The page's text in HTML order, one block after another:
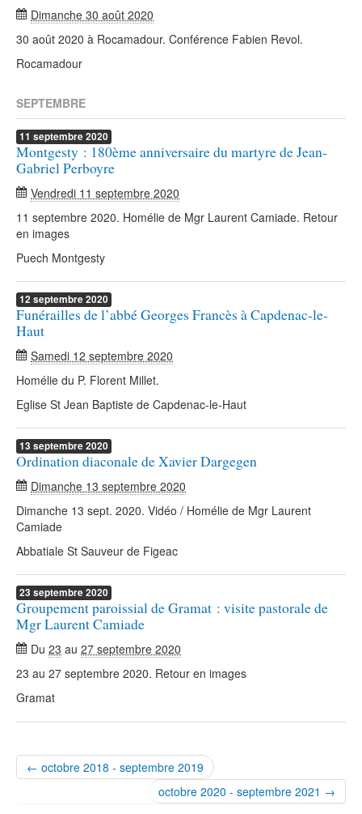
Dimanche 30 août 2020
30 août 2020 à Rocamadour. Conférence Fabien Revol.
Rocamadour
SEPTEMBRE
11 septembre2020
Montgesty : 180ème anniversaire du martyre de Jean-
Gabriel Perboyre
Vendredi 11 septembre 2020
11 septembre 2020. Homélie de Mgr Laurent Camiade. Retour
en images
Puech Montgesty
12 septembre2020
Funérailles de l’abbé Georges Francès à Capdenac-le-
Haut
Samedi 12 septembre 2020
Homélie du P. Florent Millet.
Eglise St Jean Baptiste de Capdenac-le-Haut
13 septembre2020
Ordination diaconale de Xavier Dargegen
Dimanche 13 septembre 2020
Dimanche 13 sept. 2020. Vidéo / Homélie de Mgr Laurent
Camiade
Abbatiale St Sauveur de Figeac
23 septembre2020
Groupement paroissial de Gramat : visite pastorale de
Mgr Laurent Camiade
Du 23 au 27 septembre 2020
23 au 27 septembre 2020. Retour en images
Gramat
← octobre 2018 - septembre 2019
octobre 2020 - septembre 2021 →